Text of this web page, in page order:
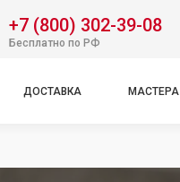
+7 (800) 302-39-08
Бесплатно по РФ
ДОСТАВКА МАСТЕРА